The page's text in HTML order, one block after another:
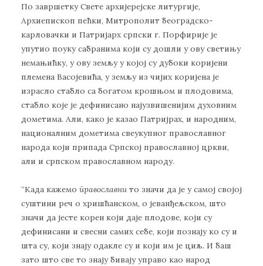
По завршетку Свете архијерејске литургије,
Архиепископ пећки, Митрополит београдско-
карловачки и Патријарх српски г. Порфирије је
упутио поуку сабранима који су дошли у ову светињу
немањићку, у ову земљу у којој су дубоки коријени
племена Васојевића, у земљу из чијих коријена је
израсло стабло са богатом крошњом и плодовима,
стабло које је дефинисано најузвишенијим духовним
дометима. Али, како је казао Патријрах, и народним,
националним дометима свеукупног православног
народа који припада Српској православној цркви,
али и српском православном народу.
“Када кажемо православни то значи да је у самој својој
суштини реч о хришћанском, о јеванђељском, што
значи да јесте корен који даје плодове, који су
дефинисани и свесни самих себе, који познају ко су и
шта су, који знају одакле су и који им је циљ. И баш
зато што све то знају бивају управо као народ